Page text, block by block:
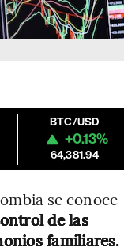
BTC/USD
+0.13%
64,381.94
se conoce
de las
familiares.